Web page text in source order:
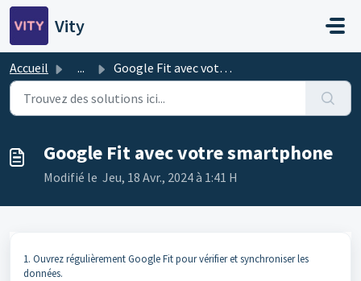
Passer au contenu principal
Vity
Accueil ... Google Fit avec votre smartphone
Google Fit avec votre smartphone
Modifié le Jeu, 18 Avr., 2024 à 1:41 H
1. Ouvrez régulièrement Google Fit pour vérifier et synchroniser les
données.